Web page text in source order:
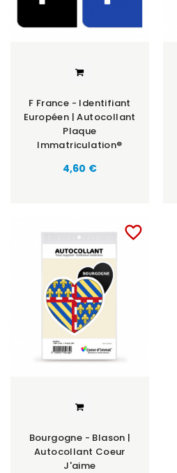
F France - Identifiant
Européen | Autocollant
Plaque
Immatriculation®
Prix
4,60 €
favorite_border
Bourgogne - Blason |
Autocollant Coeur
J'aime